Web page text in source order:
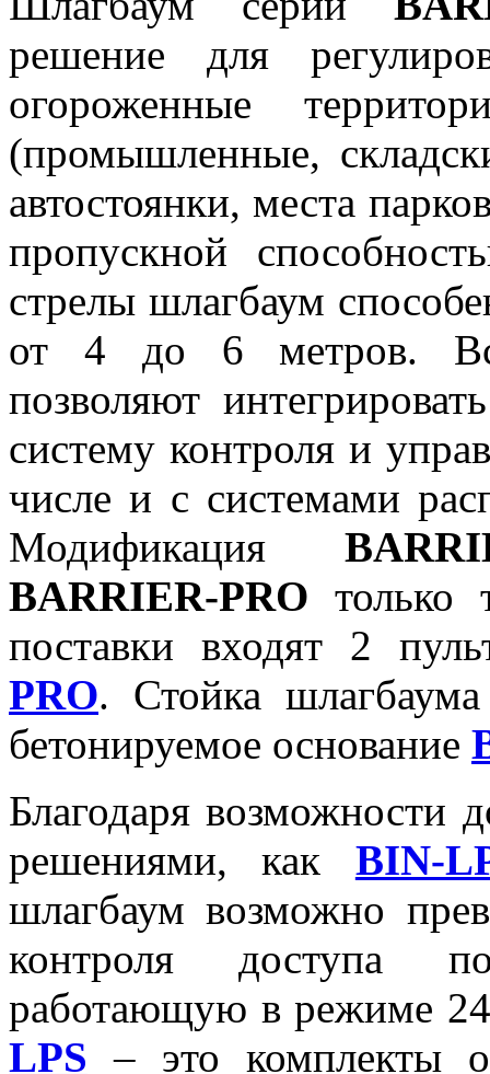
решение для
огороженные
(промышленные,
автостоянки, места
пропускной
стрелы шлагбаум
от 4 до 6 метров.
позволяют
систему контроля и
числе и с системами
Модификация
BARRIER-PRO только
поставки входят 2
PRO. Стойка
бетонируемое основание
Благодаря возможности
решениями, как BIN-
шлагбаум возможно
контроля доступа
работающую в режиме
LPS – это комплекты